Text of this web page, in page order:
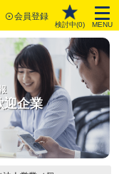
会員登録
検討中(0) MENU
迎企業